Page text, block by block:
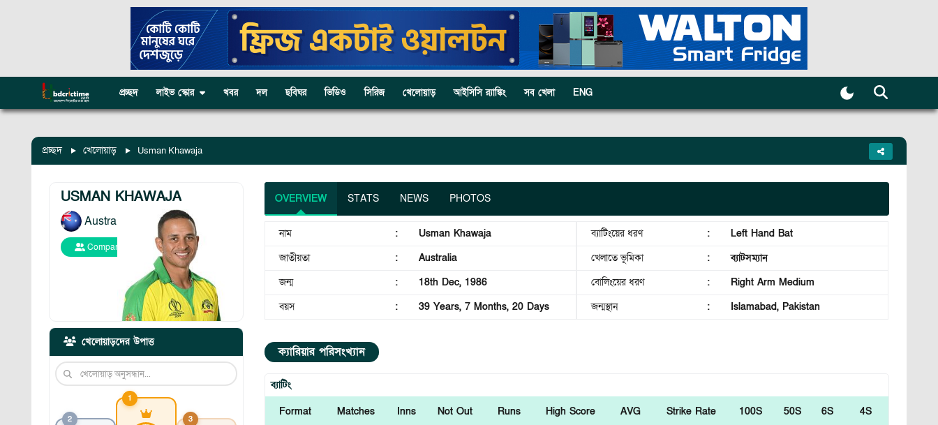
প্রচ্ছদ লাইভ স্কোর খবর দল ছবিঘর ভিডিও সিরিজ খেলোয়াড় আইসিসি র‍্যাঙ্কিং সব খেলা ENG
প্রচ্ছদ খেলোয়াড় Usman Khawaja
USMAN KHAWAJA
Australia
Compare
খেলোয়াড়দের উপাত্ত
2
1
3
OVERVIEW STATS NEWS PHOTOS
নাম :
Usman Khawaja
জাতীয়তা
:
Australia
জন্ম
:
18th Dec, 1986
বয়স
: 39 Years, 7 Months, 20 Days
ব্যাটিংয়ের ধরণ :
Left Hand Bat
খেলাতে ভূমিকা
:
ব্যাটসম্যান
বোলিংয়ের ধরণ
:
Right Arm Medium
জন্মস্থান
: Islamabad, Pakistan
ক্যারিয়ার পরিসংখ্যান
ব্যাটিং
Format
Matches Inns Not Out Runs High Score AVG Strike Rate 100S 50S 6S 4S